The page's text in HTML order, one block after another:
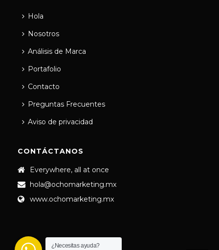
Hola
Nosotros
Análisis de Marca
Portafolio
Contacto
Preguntas Frecuentes
Aviso de privacidad
CONTÁCTANOS
Everywhere, all at once
hola@ochomarketing.mx
www.ochomarketing.mx
¿Necesitas ayuda?